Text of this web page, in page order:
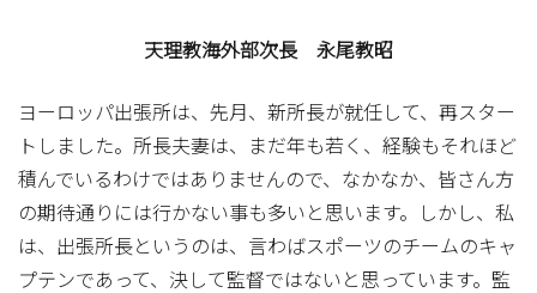
天理教海外部次長 永尾教昭
ヨーロッパ出張所は、先月、新所長が就任して、再スター
トしました。所長夫妻は、まだ年も若く、経験もそれほど
積んでいるわけではありませんので、なかなか、皆さん方
の期待通りには行かない事も多いと思います。しかし、私
は、出張所長というのは、言わばスポーツのチームのキャ
プテンであって、決して監督ではないと思っています。監